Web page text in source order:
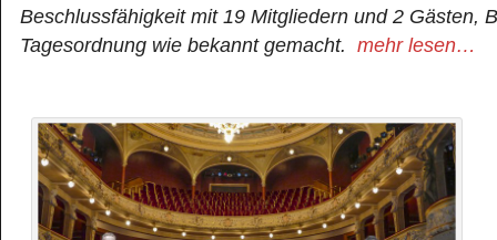
Beschlussfähigkeit mit 19 Mitgliedern und 2 Gästen,
Tagesordnung wie bekannt gemacht. mehr lesen…